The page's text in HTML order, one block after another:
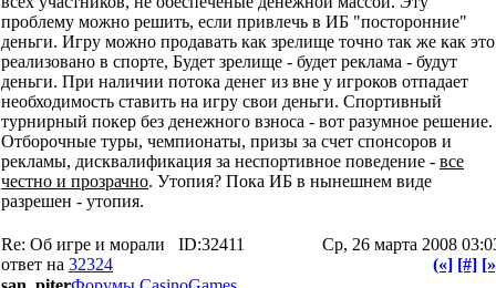
проблему можно решить, если привлечь в ИБ "посторонние"
деньги. Игру можно продавать как зрелище точно так же как это
реализовано в спорте, Будет зрелище - будет реклама - будут
деньги. При наличии потока денег из вне у игроков отпадает
необходимость ставить на игру свои деньги. Спортивный
турнирный покер без денежного взноса - вот разумное решение.
Отборочные туры, чемпионаты, призы за счет спонсоров и
рекламы, дисквалификация за неспортивное поведение - все
честно и прозрачно. Утопия? Пока ИБ в нынешнем виде
разрешен - утопия.
Re: Об игре и морали
ID:32411
ответ на 32324
Ср, 26 марта 2008
(«] [#]